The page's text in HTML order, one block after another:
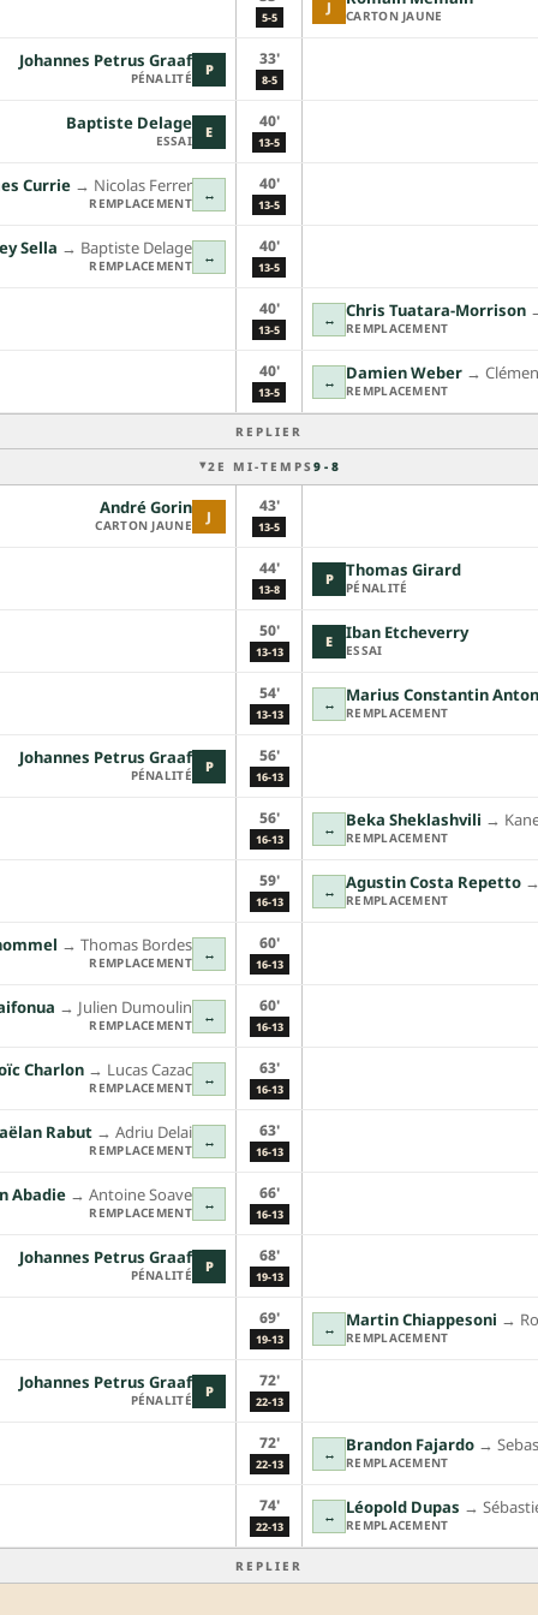
5-5
J CARTON JAUNE
P
Johannes Petrus Graaf
PÉNALITÉ
33'
8-5
E
Baptiste Delage
ESSAI
40'
13-5
↔
Currie →︎ Nicolas Ferrer
REMPLACEMENT
40'
13-5
↔
Sella →︎ Baptiste Delage
REMPLACEMENT
40'
13-5
40'
13-5
↔ Chris Tuatara-Morrison
REMPLACEMENT
40'
13-5
↔ Damien Weber →︎
REMPLACEMENT
REPLIER
2E MI-TEMPS 9 - 8
J
André Gorin
CARTON JAUNE
43'
13-5
44'
13-8
P Thomas Girard
PÉNALITÉ
50'
13-13
E Iban Etcheverry
ESSAI
54'
13-13
↔ Marius Constantin
REMPLACEMENT
P
Johannes Petrus Graaf
PÉNALITÉ
56'
16-13
56'
16-13
↔ Beka Sheklashvili →︎
REMPLACEMENT
59'
16-13
↔ Agustin Costa Repetto
REMPLACEMENT
↔
→︎ Thomas Bordes
REMPLACEMENT
60'
16-13
↔
→︎ Julien Dumoulin
REMPLACEMENT
60'
16-13
↔
Charlon →︎ Lucas Cazac
REMPLACEMENT
63'
16-13
↔
Rabut →︎ Adriu Delai
REMPLACEMENT
63'
16-13
↔
Abadie →︎ Antoine Soave
REMPLACEMENT
66'
16-13
P
Johannes Petrus Graaf
PÉNALITÉ
68'
19-13
69'
19-13
↔ Martin Chiappesoni →︎
REMPLACEMENT
P
Johannes Petrus Graaf
PÉNALITÉ
72'
22-13
72'
22-13
↔ Brandon Fajardo →︎
REMPLACEMENT
74'
22-13
↔ Léopold Dupas →︎
REMPLACEMENT
REPLIER